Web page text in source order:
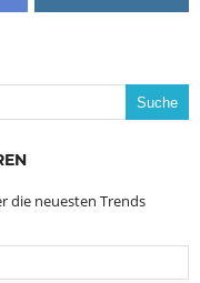
die neuesten Trends